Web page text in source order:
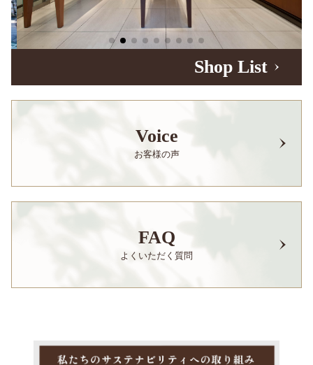
Shop List
Voice
お客様の声
FAQ
よくいただく質問